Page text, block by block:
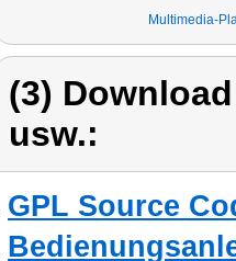
Multimedia-
(3)
usw.:
GPL Source